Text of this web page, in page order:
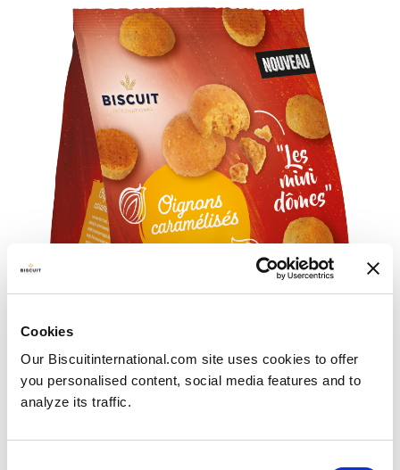
Cookies
Our Biscuitinternational.com site uses cookies to offer
you personalised content, social media features and to
analyze its traffic.
Perceção do mercado e dos
consumidores